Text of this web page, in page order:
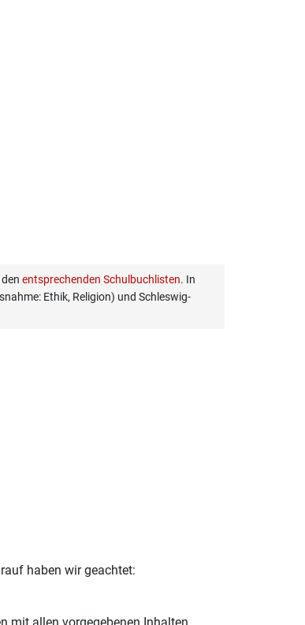
entsprechenden Schulbuchlisten. In
Ethik, Religion) und Schleswig-
haben wir geachtet: